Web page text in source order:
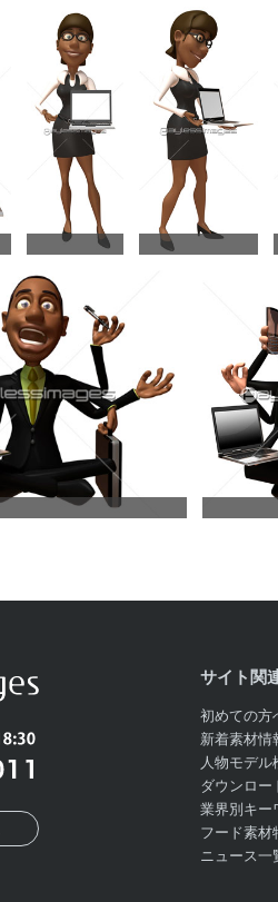
サイト関
初めての方
新着素材情
人物モデル
ダウンロー
業界別キー
フード素材
ニュース一